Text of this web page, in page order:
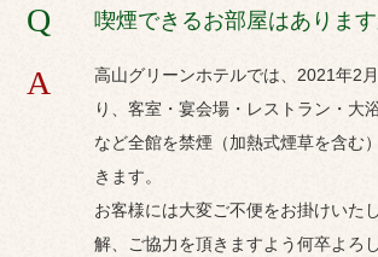
スタンダード
露天風呂付和室
「高山の町屋」「奥飛騨の古民家
下、伝統的な匠の技が光る飛騨家
Q 喫煙できるお部屋はあります
A
高山グリーンホテルでは、2021年2
り、客室・宴会場・レストラン・大
など全館を禁煙（加熱式煙草を含む
きます。
お客様には大変ご不便をお掛けいた
解、ご協力を頂きますよう何卒よろ